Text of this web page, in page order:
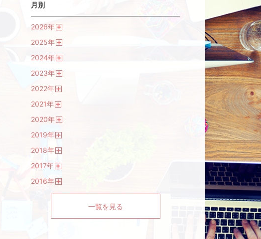
月別
2026年
2025年
2024年
2023年
2022年
2021年
2020年
2019年
2018年
2017年
2016年
一覧を見る